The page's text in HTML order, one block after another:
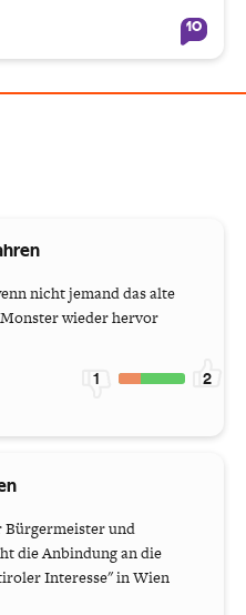
10
nicht jemand das alte
wieder hervor
1 2
Bürgermeister und
die Anbindung an die
Interesse" in Wien